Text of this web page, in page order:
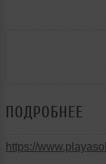
ПОДРОБНЕЕ
https://